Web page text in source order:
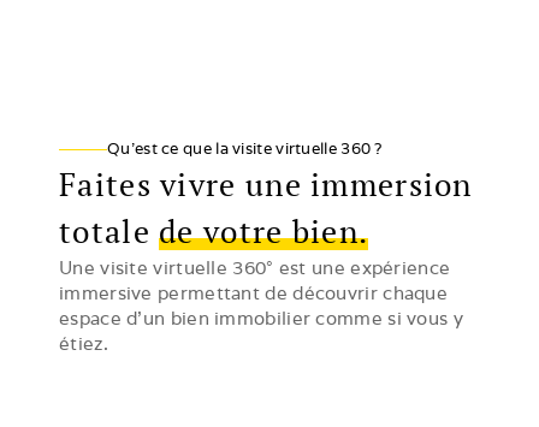
Qu'est ce que la visite virtuelle 360 ?
Faites vivre une immersion
totalede votre bien.
Une visite virtuelle 360° est une expérience
immersive permettant de découvrir chaque
espace d’un bien immobilier comme si vous y
étiez.